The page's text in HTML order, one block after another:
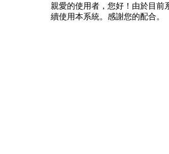
親愛的使用者，您好！由於目前
續使用本系統。感謝您的配合。